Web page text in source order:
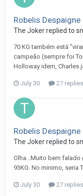
Robelis
The Jokerreplied to
70 KG também está
campeão (sempre foi
Holloway idem, Charles
July 30 27 replies
Robelis
The Jokerreplied to
Olha...Muito bem
93KG. No minimo, seria
July 30 27 replies